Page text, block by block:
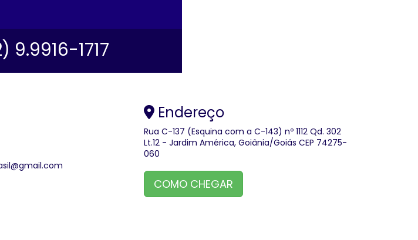
9.9916-1717
Endereço
Rua C-137 (Esquina com a C-143) nº 1112 Qd. 302
Lt.12 - Jardim América, Goiânia/Goiás CEP 74275-
060
COMO CHEGAR